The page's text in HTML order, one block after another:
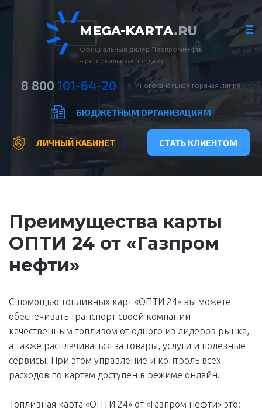
MEGA-KARTA.RU
Официальный дилер “Газпромнефть
– региональные продажи”
8 800 101-64-20 Многоканальная горячая линия
БЮДЖЕТНЫМ ОРГАНИЗАЦИЯМ
ЛИЧНЫЙ КАБИНЕТ СТАТЬ КЛИЕНТОМ
Преимущества карты
ОПТИ 24 от «Газпром
нефти»
С помощью топливных карт «ОПТИ 24» вы можете
обеспечивать транспорт своей компании
качественным топливом от одного из лидеров рынка,
а также расплачиваться за товары, услуги и полезные
сервисы. При этом управление и контроль всех
расходов по картам доступен в режиме онлайн.
Топливная карта «ОПТИ 24» от «Газпром нефти» это: